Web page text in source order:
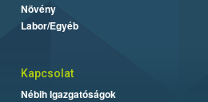
Növény
Labor/Egyéb
Kapcsolat
Nébih Igazgatóságok